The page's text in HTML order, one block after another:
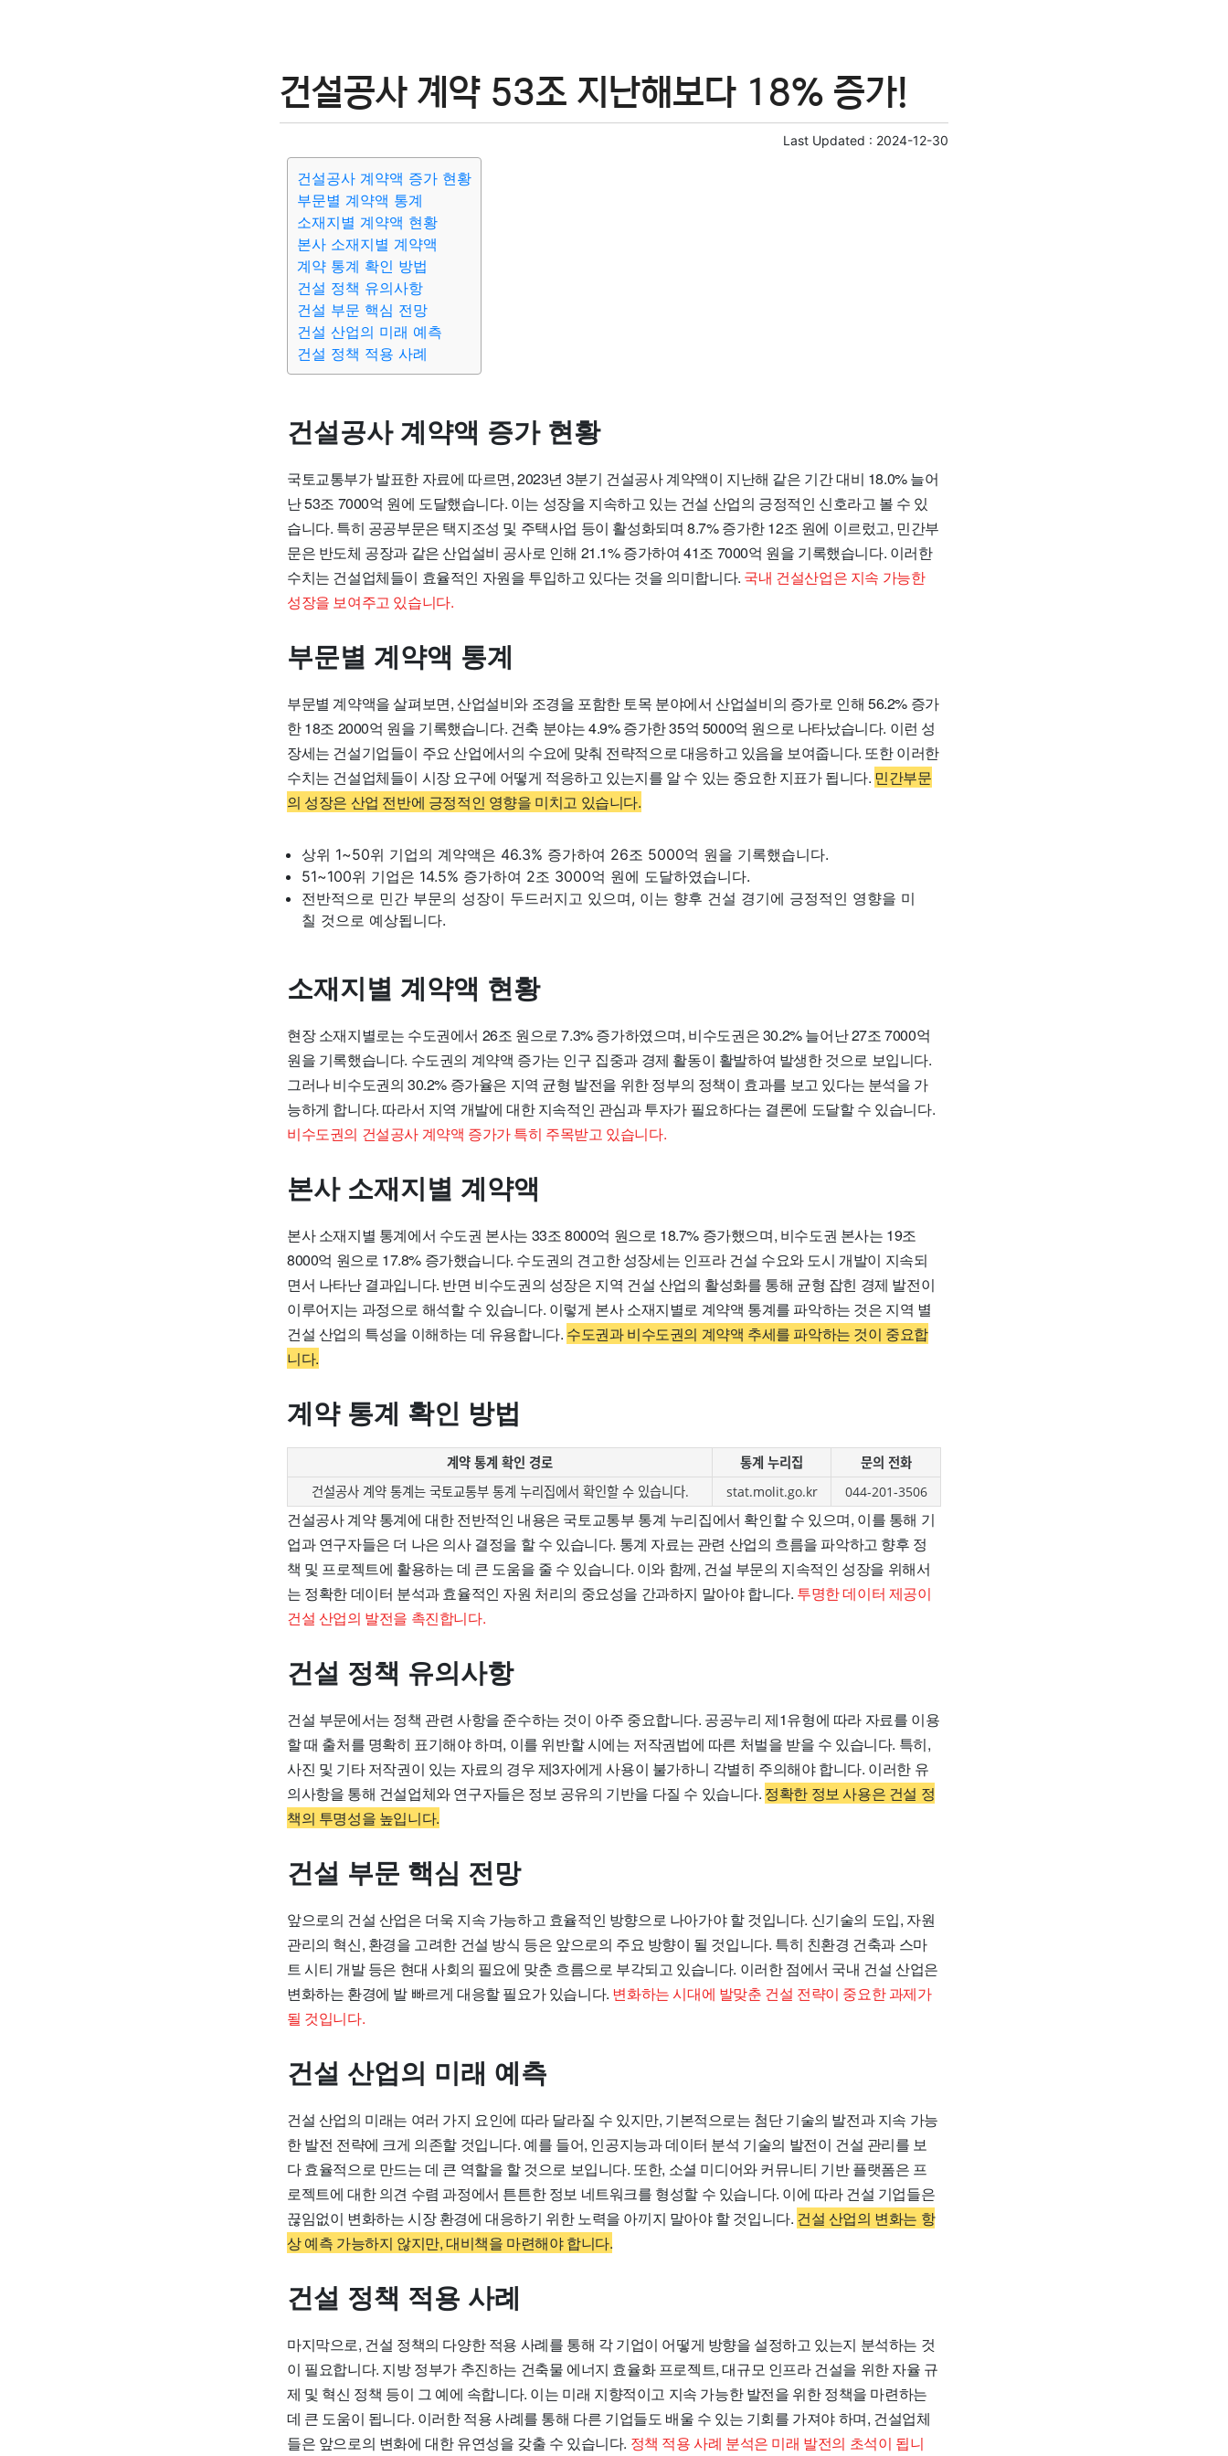
건설공사 계약 53조 지난해보다 18% 증가!
Last Updated : 2024-12-30
건설공사 계약액 증가 현황
부문별 계약액 통계
소재지별 계약액 현황
본사 소재지별 계약액
계약 통계 확인 방법
건설 정책 유의사항
건설 부문 핵심 전망
건설 산업의 미래 예측
건설 정책 적용 사례
건설공사 계약액 증가 현황
국토교통부가 발표한 자료에 따르면, 2023년 3분기 건설공사 계약액이 지난해 같은 기간 대비 18.0% 늘어
난 53조 7000억 원에 도달했습니다. 이는 성장을 지속하고 있는 건설 산업의 긍정적인 신호라고 볼 수 있
습니다. 특히 공공부문은 택지조성 및 주택사업 등이 활성화되며 8.7% 증가한 12조 원에 이르렀고, 민간부
문은 반도체 공장과 같은 산업설비 공사로 인해 21.1% 증가하여 41조 7000억 원을 기록했습니다. 이러한
수치는 건설업체들이 효율적인 자원을 투입하고 있다는 것을 의미합니다. 국내 건설산업은 지속 가능한
성장을 보여주고 있습니다.
부문별 계약액 통계
부문별 계약액을 살펴보면, 산업설비와 조경을 포함한 토목 분야에서 산업설비의 증가로 인해 56.2% 증가
한 18조 2000억 원을 기록했습니다. 건축 분야는 4.9% 증가한 35억 5000억 원으로 나타났습니다. 이런 성
장세는 건설기업들이 주요 산업에서의 수요에 맞춰 전략적으로 대응하고 있음을 보여줍니다. 또한 이러한
수치는 건설업체들이 시장 요구에 어떻게 적응하고 있는지를 알 수 있는 중요한 지표가 됩니다. 민간부문
의 성장은 산업 전반에 긍정적인 영향을 미치고 있습니다.
상위 1~50위 기업의 계약액은 46.3% 증가하여 26조 5000억 원을 기록했습니다.
51~100위 기업은 14.5% 증가하여 2조 3000억 원에 도달하였습니다.
전반적으로 민간 부문의 성장이 두드러지고 있으며, 이는 향후 건설 경기에 긍정적인 영향을 미
칠 것으로 예상됩니다.
소재지별 계약액 현황
현장 소재지별로는 수도권에서 26조 원으로 7.3% 증가하였으며, 비수도권은 30.2% 늘어난 27조 7000억
원을 기록했습니다. 수도권의 계약액 증가는 인구 집중과 경제 활동이 활발하여 발생한 것으로 보입니다.
그러나 비수도권의 30.2% 증가율은 지역 균형 발전을 위한 정부의 정책이 효과를 보고 있다는 분석을 가
능하게 합니다. 따라서 지역 개발에 대한 지속적인 관심과 투자가 필요하다는 결론에 도달할 수 있습니다.
비수도권의 건설공사 계약액 증가가 특히 주목받고 있습니다.
본사 소재지별 계약액
본사 소재지별 통계에서 수도권 본사는 33조 8000억 원으로 18.7% 증가했으며, 비수도권 본사는 19조
8000억 원으로 17.8% 증가했습니다. 수도권의 견고한 성장세는 인프라 건설 수요와 도시 개발이 지속되
면서 나타난 결과입니다. 반면 비수도권의 성장은 지역 건설 산업의 활성화를 통해 균형 잡힌 경제 발전이
이루어지는 과정으로 해석할 수 있습니다. 이렇게 본사 소재지별로 계약액 통계를 파악하는 것은 지역 별
건설 산업의 특성을 이해하는 데 유용합니다. 수도권과 비수도권의 계약액 추세를 파악하는 것이 중요합
니다.
계약 통계 확인 방법
계약 통계 확인 경로 통계 누리집
문의 전화
건설공사 계약 통계는 국토교통부 통계 누리집에서 확인할 수 있습니다.
stat.molit.go.kr 044-201-3506
건설공사 계약 통계에 대한 전반적인 내용은 국토교통부 통계 누리집에서 확인할 수 있으며, 이를 통해 기
업과 연구자들은 더 나은 의사 결정을 할 수 있습니다. 통계 자료는 관련 산업의 흐름을 파악하고 향후 정
책 및 프로젝트에 활용하는 데 큰 도움을 줄 수 있습니다. 이와 함께, 건설 부문의 지속적인 성장을 위해서
는 정확한 데이터 분석과 효율적인 자원 처리의 중요성을 간과하지 말아야 합니다. 투명한 데이터 제공이
건설 산업의 발전을 촉진합니다.
건설 정책 유의사항
건설 부문에서는 정책 관련 사항을 준수하는 것이 아주 중요합니다. 공공누리 제1유형에 따라 자료를 이용
할 때 출처를 명확히 표기해야 하며, 이를 위반할 시에는 저작권법에 따른 처벌을 받을 수 있습니다. 특히,
사진 및 기타 저작권이 있는 자료의 경우 제3자에게 사용이 불가하니 각별히 주의해야 합니다. 이러한 유
의사항을 통해 건설업체와 연구자들은 정보 공유의 기반을 다질 수 있습니다. 정확한 정보 사용은 건설 정
책의 투명성을 높입니다.
건설 부문 핵심 전망
앞으로의 건설 산업은 더욱 지속 가능하고 효율적인 방향으로 나아가야 할 것입니다. 신기술의 도입, 자원
관리의 혁신, 환경을 고려한 건설 방식 등은 앞으로의 주요 방향이 될 것입니다. 특히 친환경 건축과 스마
트 시티 개발 등은 현대 사회의 필요에 맞춘 흐름으로 부각되고 있습니다. 이러한 점에서 국내 건설 산업은
변화하는 환경에 발 빠르게 대응할 필요가 있습니다. 변화하는 시대에 발맞춘 건설 전략이 중요한 과제가
될 것입니다.
건설 산업의 미래 예측
건설 산업의 미래는 여러 가지 요인에 따라 달라질 수 있지만, 기본적으로는 첨단 기술의 발전과 지속 가능
한 발전 전략에 크게 의존할 것입니다. 예를 들어, 인공지능과 데이터 분석 기술의 발전이 건설 관리를 보
다 효율적으로 만드는 데 큰 역할을 할 것으로 보입니다. 또한, 소셜 미디어와 커뮤니티 기반 플랫폼은 프
로젝트에 대한 의견 수렴 과정에서 튼튼한 정보 네트워크를 형성할 수 있습니다. 이에 따라 건설 기업들은
끊임없이 변화하는 시장 환경에 대응하기 위한 노력을 아끼지 말아야 할 것입니다. 건설 산업의 변화는 항
상 예측 가능하지 않지만, 대비책을 마련해야 합니다.
건설 정책 적용 사례
마지막으로, 건설 정책의 다양한 적용 사례를 통해 각 기업이 어떻게 방향을 설정하고 있는지 분석하는 것
이 필요합니다. 지방 정부가 추진하는 건축물 에너지 효율화 프로젝트, 대규모 인프라 건설을 위한 자율 규
제 및 혁신 정책 등이 그 예에 속합니다. 이는 미래 지향적이고 지속 가능한 발전을 위한 정책을 마련하는
데 큰 도움이 됩니다. 이러한 적용 사례를 통해 다른 기업들도 배울 수 있는 기회를 가져야 하며, 건설업체
들은 앞으로의 변화에 대한 유연성을 갖출 수 있습니다. 정책 적용 사례 분석은 미래 발전의 초석이 됩니